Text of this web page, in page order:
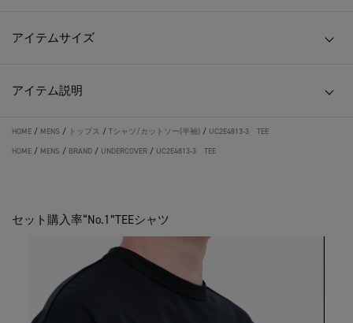
アイテムサイズ
アイテム説明
HOME / MENS / トップス / Tシャツ/カットソー(半袖) / UC2E4813-3 TEE
HOME / MENS / BRAND / UNDERCOVER / UC2E4813-3 TEE
セット購入率“No.1”TEEシャツ